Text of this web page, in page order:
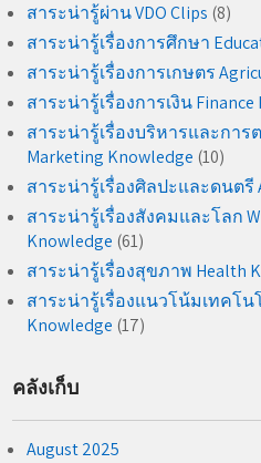
สาระน่ารู้ผ่าน VDO Clips (8)
สาระน่ารู้เรื่องการศึกษา
สาระน่ารู้เรื่องการเกษตร
สาระน่ารู้เรื่องการเงิน Finance
สาระน่ารู้เรื่องบริหารและการ
Marketing Knowledge (10)
สาระน่ารู้เรื่องศิลปะและดนตรี
สาระน่ารู้เรื่องสังคมและโลก
Knowledge (61)
สาระน่ารู้เรื่องสุขภาพ Health
สาระน่ารู้เรื่องแนวโน้มเทคโน
Knowledge (17)
คลังเก็บ
August 2025